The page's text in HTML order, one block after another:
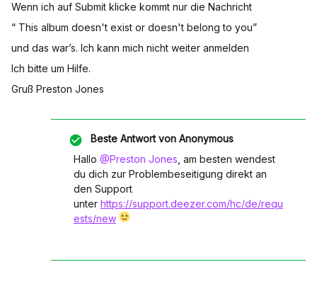
Wenn ich auf Submit klicke kommt nur die Nachricht
“ This album doesn't exist or doesn't belong to you”
und das war’s. Ich kann mich nicht weiter anmelden
Ich bitte um Hilfe.
Gruß Preston Jones
Beste Antwort von Anonymous
Hallo @Preston Jones , am besten wendest
du dich zur Problembeseitigung direkt an
den Support
unter https://support.deezer.com/hc/de/requ
ests/new